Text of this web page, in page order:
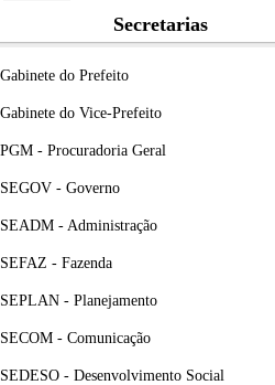
Secretarias
Gabinete do Prefeito
Gabinete do Vice-Prefeito
PGM - Procuradoria Geral
SEGOV - Governo
SEADM - Administração
SEFAZ - Fazenda
SEPLAN - Planejamento
SECOM - Comunicação
SEDESO - Desenvolvimento Social